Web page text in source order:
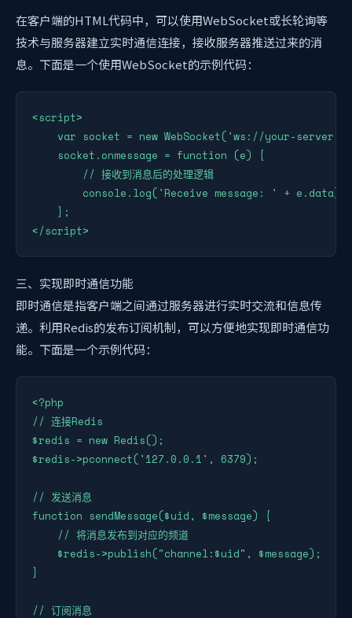
在客户端的HTML代码中，可以使用WebSocket或长轮询等
技术与服务器建立实时通信连接，接收服务器推送过来的消
息。下面是一个使用WebSocket的示例代码：
<script>
var socket = new WebSocket('ws://your-server-
    socket.onmessage = function (e) {
        // 接收到消息后的处理逻辑
        console.log('Receive message: ' + e.data);
    };
</script>
三、实现即时通信功能
即时通信是指客户端之间通过服务器进行实时交流和信息传
递。利用Redis的发布订阅机制，可以方便地实现即时通信功
能。下面是一个示例代码：
<?php
// 连接Redis
$redis = new Redis();
$redis->pconnect('127.0.0.1', 6379);
// 发送消息
function sendMessage($uid, $message) {
    // 将消息发布到对应的频道
    $redis->publish("channel:$uid", $message);
}
// 订阅消息